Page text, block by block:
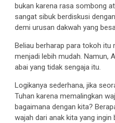
bukan karena rasa sombong
sangat sibuk berdiskusi
demi urusan dakwah yang
Beliau berharap para tokoh itu
menjadi lebih mudah. Namun,
abai yang tidak sengaja itu.
Logikanya sederhana, jika
Tuhan karena memalingkan
bagaimana dengan kita?
wajah dari anak kita yang